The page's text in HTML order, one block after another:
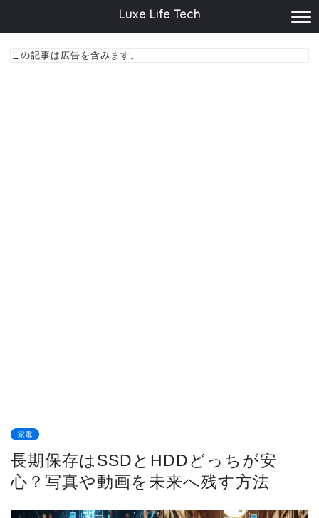
Luxe Life Tech
この記事は広告を含みます。
家電
長期保存はSSDとHDDどっちが安
心？写真や動画を未来へ残す方法